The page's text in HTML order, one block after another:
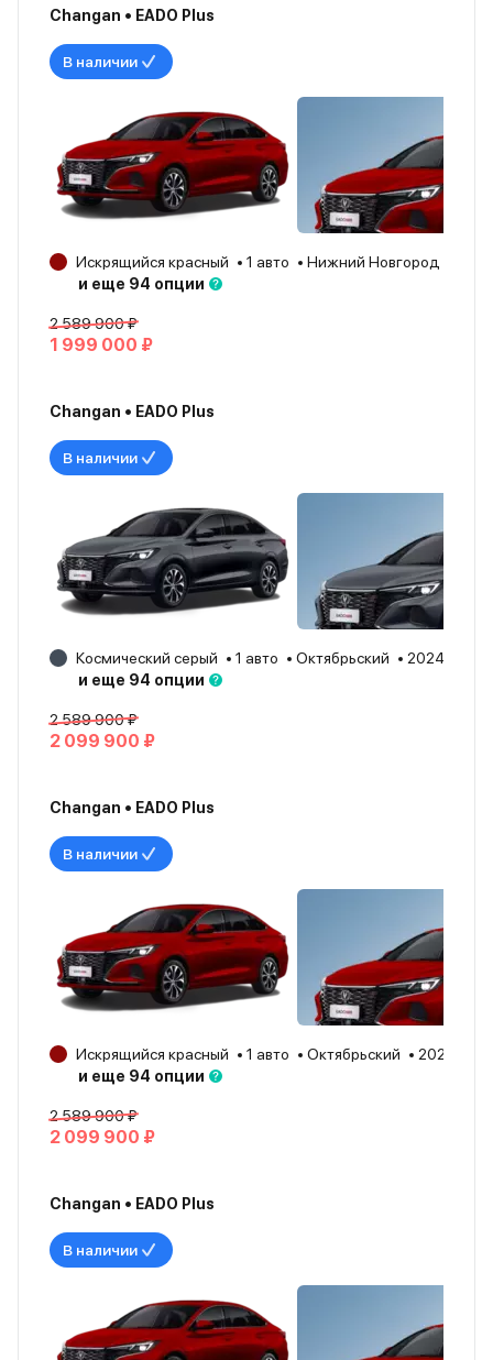
Changan • EADO Plus
В наличии
Искрящийся красный 1 авто Нижний Новгород
и еще 94 опции
2 589 900 ₽
1 999 000 ₽
Changan • EADO Plus
В наличии
Космический серый 1 авто Октябрьский
2024
и еще 94 опции
2 589 900 ₽
2 099 900 ₽
Changan • EADO Plus
В наличии
Искрящийся красный 1 авто Октябрьский
2024
и еще 94 опции
2 589 900 ₽
2 099 900 ₽
Changan • EADO Plus
В наличии